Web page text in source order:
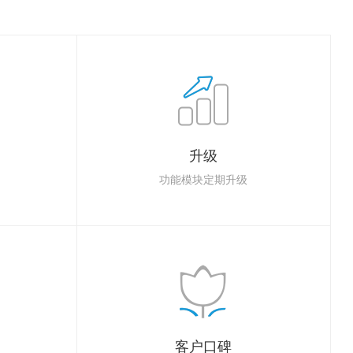
升级
功能模块定期升级
客户口碑